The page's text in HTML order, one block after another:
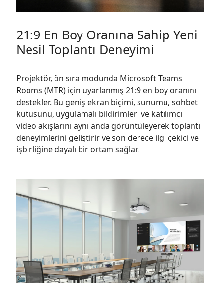
21:9 En Boy Oranına Sahip Yeni
Nesil Toplantı Deneyimi
Projektör, ön sıra modunda Microsoft Teams
Rooms (MTR) için uyarlanmış 21:9 en boy oranını
destekler. Bu geniş ekran biçimi, sunumu, sohbet
kutusunu, uygulamalı bildirimleri ve katılımcı
video akışlarını aynı anda görüntüleyerek toplantı
deneyimlerini geliştirir ve son derece ilgi çekici ve
işbirliğine dayalı bir ortam sağlar.